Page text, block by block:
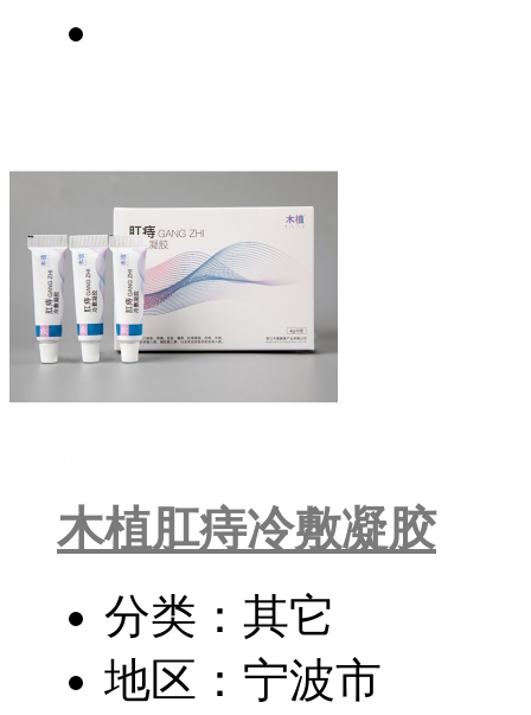
木植肛痔冷敷凝胶
分类：其它
地区：宁波市